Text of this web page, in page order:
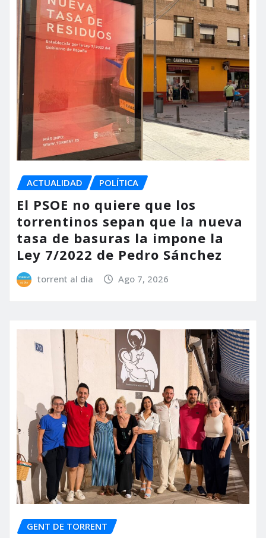
ACTUALIDAD POLÍTICA
El PSOE no quiere que los
torrentinos sepan que la nueva
tasa de basuras la impone la
Ley 7/2022 de Pedro Sánchez
torrent al dia Ago 7, 2026
GENT DE TORRENT